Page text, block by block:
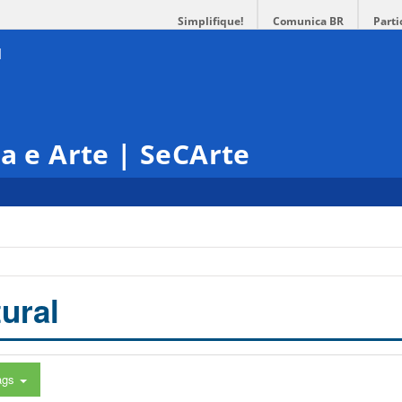
Simplifique! Comunica BR
e Arte | SeCArte